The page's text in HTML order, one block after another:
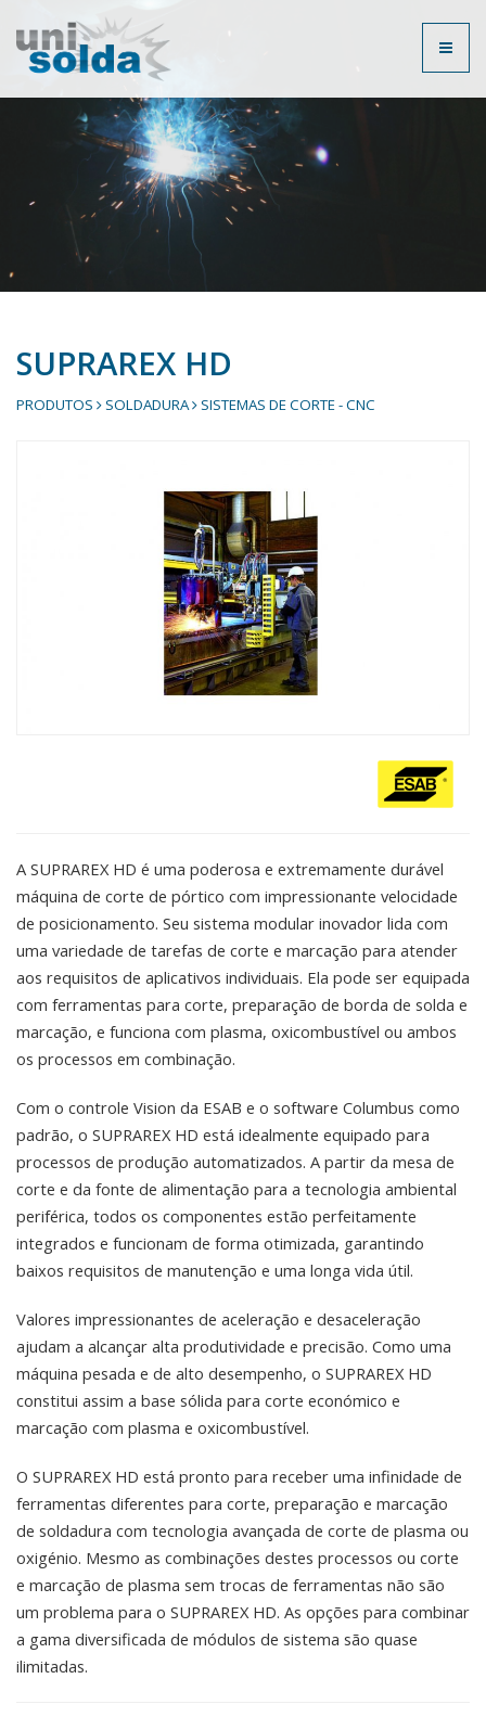
Toggle
SUPRAREX HD
PRODUTOS SOLDADURA SISTEMAS DE CORTE - CNC
A SUPRAREX HD é uma poderosa e extremamente durável
máquina de corte de pórtico com impressionante velocidade
de posicionamento. Seu sistema modular inovador lida com
uma variedade de tarefas de corte e marcação para atender
aos requisitos de aplicativos individuais. Ela pode ser equipada
com ferramentas para corte, preparação de borda de solda e
marcação, e funciona com plasma, oxicombustível ou ambos
os processos em combinação.
Com o controle Vision da ESAB e o software Columbus como
padrão, o SUPRAREX HD está idealmente equipado para
processos de produção automatizados. A partir da mesa de
corte e da fonte de alimentação para a tecnologia ambiental
periférica, todos os componentes estão perfeitamente
integrados e funcionam de forma otimizada, garantindo
baixos requisitos de manutenção e uma longa vida útil.
Valores impressionantes de aceleração e desaceleração
ajudam a alcançar alta produtividade e precisão. Como uma
máquina pesada e de alto desempenho, o SUPRAREX HD
constitui assim a base sólida para corte económico e
marcação com plasma e oxicombustível.
O SUPRAREX HD está pronto para receber uma infinidade de
ferramentas diferentes para corte, preparação e marcação
de soldadura com tecnologia avançada de corte de plasma ou
oxigénio. Mesmo as combinações destes processos ou corte
e marcação de plasma sem trocas de ferramentas não são
um problema para o SUPRAREX HD. As opções para combinar
a gama diversificada de módulos de sistema são quase
ilimitadas.